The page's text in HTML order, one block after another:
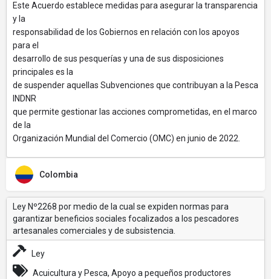
Este Acuerdo establece medidas para asegurar la transparencia
y la
responsabilidad de los Gobiernos en relación con los apoyos
para el
desarrollo de sus pesquerías y una de sus disposiciones
principales es la
de suspender aquellas Subvenciones que contribuyan a la Pesca
INDNR
que permite gestionar las acciones comprometidas, en el marco
de la
Organización Mundial del Comercio (OMC) en junio de 2022.
Colombia
Ley Nº2268 por medio de la cual se expiden normas para
garantizar beneficios sociales focalizados a los pescadores
artesanales comerciales y de subsistencia.
Ley
Acuicultura y Pesca, Apoyo a pequeños productores